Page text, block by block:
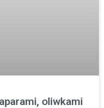
oliwkami